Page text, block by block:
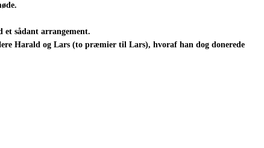
et sådant arrangement.
Harald og Lars (to præmier til Lars), hvoraf han dog donerede